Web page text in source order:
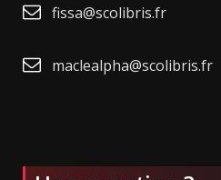
fissa@scolibris.fr
maclealpha@scolibris.fr